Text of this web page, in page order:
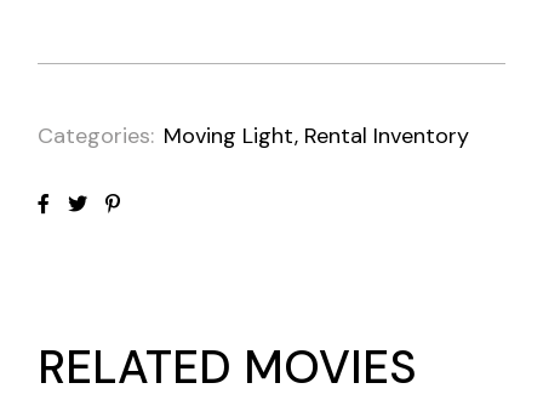
Categories: Moving Light, Rental Inventory
RELATED MOVIES